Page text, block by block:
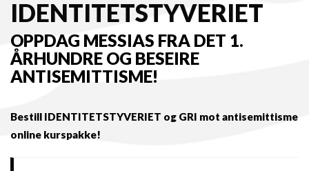
IDENTITETSTYVERIET
OPPDAG MESSIAS FRA DET 1.
ÅRHUNDRE OG BESEIRE
ANTISEMITTISME!
Bestill IDENTITETSTYVERIET og GRI mot antisemittisme
online kurspakke!